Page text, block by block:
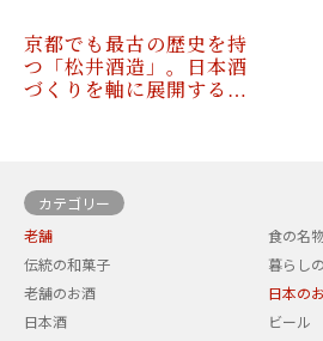
京都でも最古の歴史を持
つ「松井酒造」。日本酒
づくりを軸に展開する…
カテゴリー
老舗
食の名
伝統の和菓子
暮らし
老舗のお酒
日本の
日本酒
ビール